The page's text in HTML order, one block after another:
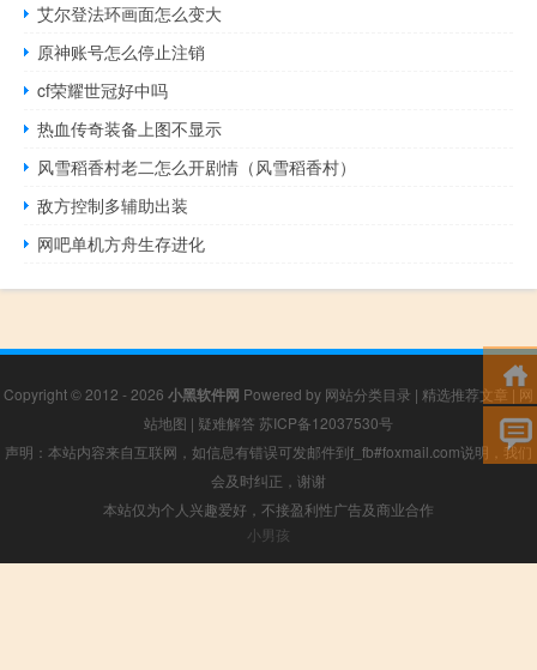
艾尔登法环画面怎么变大
原神账号怎么停止注销
cf荣耀世冠好中吗
热血传奇装备上图不显示
风雪稻香村老二怎么开剧情（风雪稻香村）
敌方控制多辅助出装
网吧单机方舟生存进化
Copyright © 2012 - 2026 小黑软件网 Powered by 网站分类目录 | 精选推荐文章| 网
站地图 | 疑难解答 苏ICP备12037530号
声明：本站内容来自互联网，如信息有错误可发邮件到f_fb#foxmail.com说明，我们
会及时纠正，谢谢
本站仅为个人兴趣爱好，不接盈利性广告及商业合作
小男孩